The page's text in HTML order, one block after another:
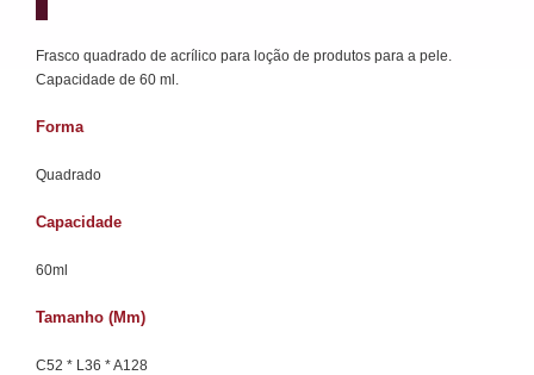
Frasco quadrado de acrílico para loção de produtos para a pele.
Capacidade de 60 ml.
Forma
Quadrado
Capacidade
60ml
Tamanho (mm)
C52 * L36 * A128